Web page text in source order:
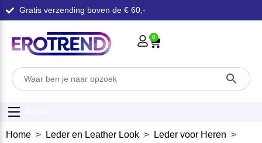
Gratis verzending boven de € 60,-
0
Home > Leder en Leather Look > Leder voor Heren >